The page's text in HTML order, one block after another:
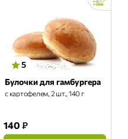
5
Булочки для гамбургера
с картофелем, 2 шт., 140 г
140 ₽